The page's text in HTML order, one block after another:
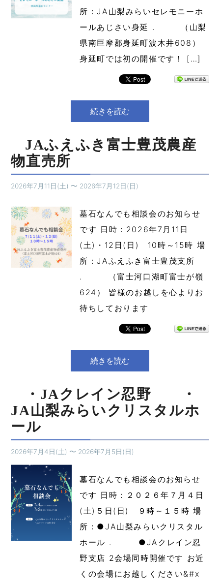
所：JA山梨みらいセレモニーホ
ールあじさい身延 . （山梨
県南巨摩郡身延町波木井608）
身延町では初の開催です！ […]
続きを読む
JAふえふき富士豊茂農産
物直売所
2026年7月11日(土) 〜 2026年7月12日(日)
墓石なんでも相談会のお知らせ
です 日時：2026年7月11日
(土)・12日(日) 10時～15時 場
所：JAふえふき富士豊茂支所
. （富士河口湖町富士が嶺
624） 皆様のお越しを心よりお
待ちしております
続きを読む
・JAクレイン忍野 ・
JA山梨みらいクリスタルホ
ール
2026年7月4日(土) 〜 2026年7月5日(日)
墓石なんでも相談会のお知らせ
です 日時：２０２６年７月４日
(土)５日(日) ９時～１５時 場
所：●JA山梨みらいクリスタル
ホール . ●JAクレイン忍
野支店 2会場同時開催です お近
くの会場にお越しください&#x